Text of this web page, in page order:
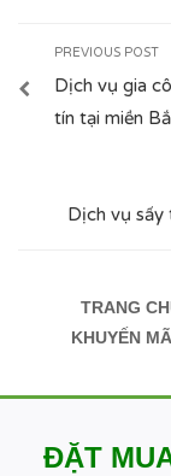
PREVIOUS POST
Dịch vụ gia
tín tại miền
Dịch vụ
TRANG
KHUYẾN
ĐẶT